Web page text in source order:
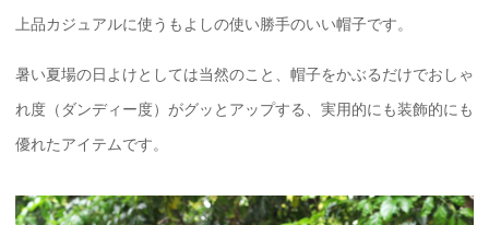
上品カジュアルに使うもよしの使い勝手のいい帽子です。
暑い夏場の日よけとしては当然のこと、帽子をかぶるだけでおしゃ
れ度（ダンディー度）がグッとアップする、実用的にも装飾的にも
優れたアイテムです。